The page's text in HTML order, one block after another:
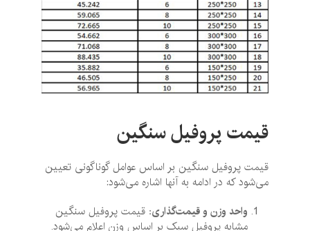
قیمت پروفیل سنگین
قیمت پروفیل سنگین بر اساس عوامل گوناگونی تعیین
می‌شود که در ادامه به آنها اشاره می‌شود:
واحد وزن و قیمت‌گذاری:قیمت پروفیل سنگین
مشابه پروفیل سبک بر اساس وزن اعلام می‌شود.